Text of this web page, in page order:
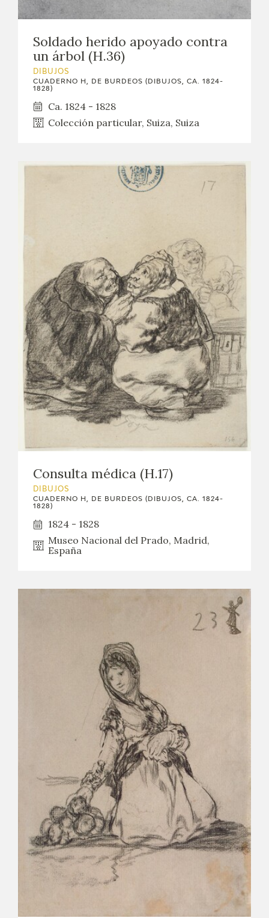
Soldado herido apoyado contra
un árbol (H.36)
DIBUJOS
CUADERNO H, DE BURDEOS (DIBUJOS, CA. 1824-
1828)
Ca. 1824 - 1828
Colección particular, Suiza, Suiza
Consulta médica (H.17)
DIBUJOS
CUADERNO H, DE BURDEOS (DIBUJOS, CA. 1824-
1828)
1824 - 1828
Museo Nacional del Prado, Madrid,
España